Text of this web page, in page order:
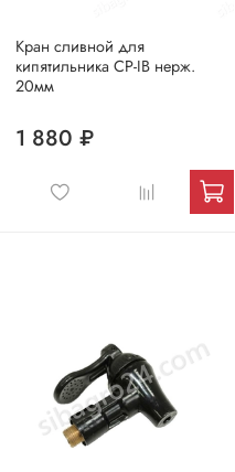
Кран сливной для
кипятильника CP-IB нерж.
20мм
1 880 ₽